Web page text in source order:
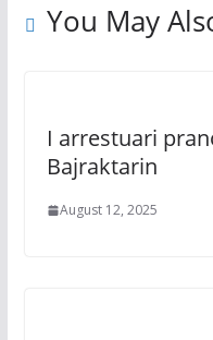
You May
I arrestuari
Bajraktarin
August 12, 2025